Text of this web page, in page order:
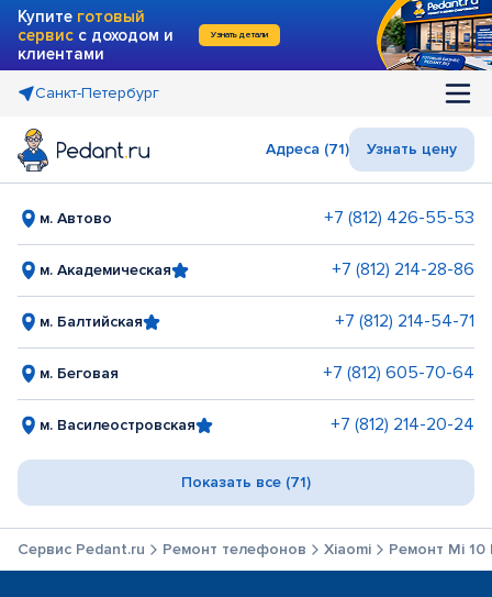
Купите готовый
сервис с доходом и
клиентами
Узнать детали
Санкт-Петербург
Адреса (71) Узнать цену
м. Автово +7 (812) 426-55-53
м. Академическая +7 (812) 214-28-86
м. Балтийская +7 (812) 214-54-71
м. Беговая +7 (812) 605-70-64
м. Василеостровская +7 (812) 214-20-24
Показать все (71)
Сервис Pedant.ru Ремонт телефонов Xiaomi Ремонт Mi 10